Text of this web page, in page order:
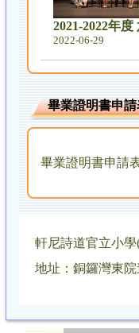
2021-2022年
2022-06-29
畢業證明書申
畢業證明書申請
軒尼詩道官立小
地址：銅鑼灣東院